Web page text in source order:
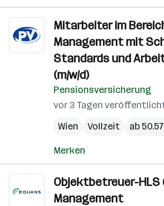
Mitarbeiter im
Management mit
Standards und
(m/w/d)
Pensionsversicherung
vor 3 Tagen
Wien
Vollzeit ab
Merken
Objektbetreuer-HLS
Management